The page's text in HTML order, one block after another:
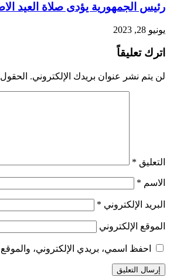
رئيس الجمهورية يؤدى صلاة العيد
يونيو 28, 2023
اترك تعليقاً
لن يتم نشر عنوان بريدك الإلكتروني.
التعليق *
الاسم *
البريد الإلكتروني *
الموقع الإلكتروني
احفظ اسمي، بريدي الإلكتروني،